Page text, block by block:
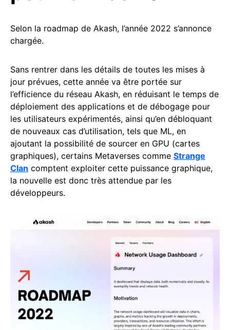
Selon la roadmap de Akash, l’année 2022 s’annonce
chargée.
Sans rentrer dans les détails de toutes les mises à
jour prévues, cette année va être portée sur
l’efficience du réseau Akash, en réduisant le temps de
déploiement des applications et de débogage pour
les utilisateurs expérimentés, ainsi qu’en débloquant
de nouveaux cas d’utilisation, tels que ML, en
ajoutant la possibilité de sourcer en GPU (cartes
graphiques), certains Metaverses comme Strange
Clan comptent exploiter cette puissance graphique,
la nouvelle est donc très attendue par les
développeurs.